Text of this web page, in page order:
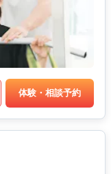
体験・相談予約